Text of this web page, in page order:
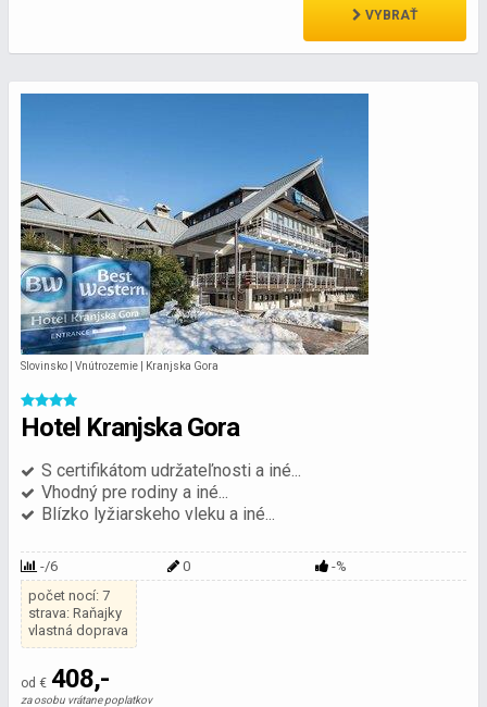
VYBRAŤ
Slovinsko | Vnútrozemie | Kranjska Gora
Hotel Kranjska Gora
S certifikátom udržateľnosti a iné...
Vhodný pre rodiny a iné...
Blízko lyžiarskeho vleku a iné...
-/6 0
-%
počet nocí: 7
strava: Raňajky
vlastná doprava
od € 408,-
za osobu vrátane poplatkov